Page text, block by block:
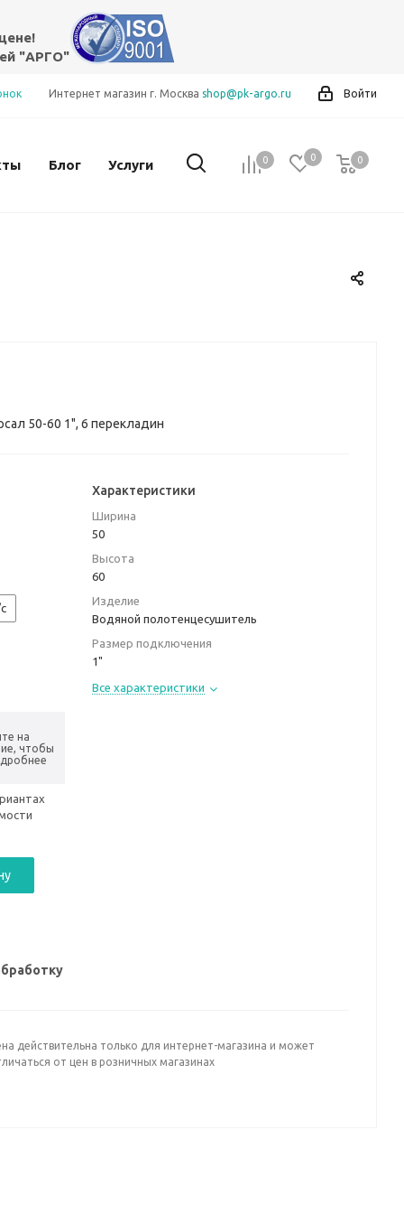
"АРГО"
Войти
Интернет магазин г. Москва shop@pk-argo.ru
0 0 0
0
Блог Услуги
50-60 1", 6 перекладин
на
чтобы
Характеристики
Ширина
50
Высота
60
Изделие
Водяной полотенцесушитель
Размер подключения
1"
Все характеристики
действительна только для интернет-магазина и может
от цен в розничных магазинах